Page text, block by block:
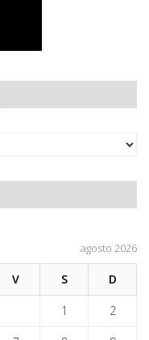
agosto 2026
V S D
1 2